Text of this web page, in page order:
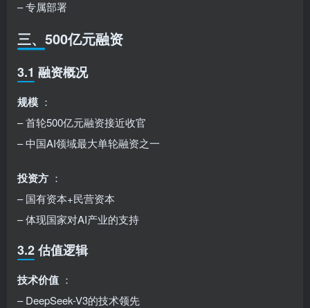
– 专属部署
三、500亿元融资
3.1 融资概况
规模 ：
– 首轮500亿元融资接近收官
– 中国AI领域最大单轮融资之一
投资方 ：
– 国有资本+民营资本
– 体现国家对AI产业的支持
3.2 估值逻辑
技术价值 ：
– DeepSeek-V3的技术领先